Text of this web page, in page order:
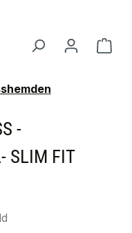
V
SLIM FIT